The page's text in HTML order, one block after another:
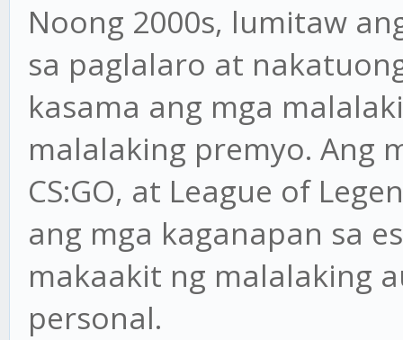
Noong 2000s, lumitaw
sa paglalaro at
kasama ang mga
malalaking premyo. Ang
CS:GO, at League of
ang mga kaganapan sa
makaakit ng malalaking
personal.